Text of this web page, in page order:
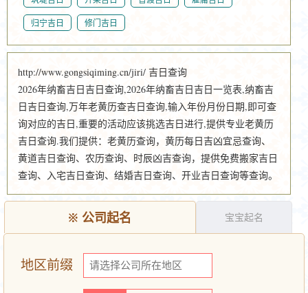
归宁吉日 修门吉日
http://www.gongsiqiming.cn/jiri/ 吉日查询
2026年纳畜吉日吉日查询,2026年纳畜吉日吉日一览表,纳畜吉
日吉日查询,万年老黄历查吉日查询,输入年份月份日期,即可查
询对应的吉日,重要的活动应该挑选吉日进行,提供专业老黄历
吉日查询.我们提供：老黄历查询，黄历每日吉凶宜忌查询、
黄道吉日查询、农历查询、时辰凶吉查询，提供免费搬家吉日
查询、入宅吉日查询、结婚吉日查询、开业吉日查询等查询。
※公司起名 宝宝起名
地区前缀